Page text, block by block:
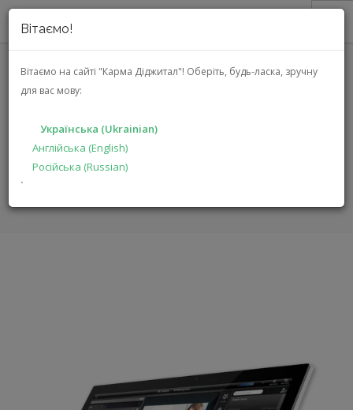
Вітаємо!
Вітаємо на сайті "Карма Діджитал"! Оберіть, будь-ласка, зручну
для вас мову:
Українська (Ukrainian)
Англійська (English)
Російська (Russian)
`
ПРО НАС
АКЦІЇ
РІШЕННЯ
ВИРОБНИКАМ
ГОЛОВНА КАТАЛОГ
MXT-2001-PAN